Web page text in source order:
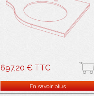
697,20 € TTC
de synthèse SALAMANDRE ® Cuve
en résine de synthèse
SALAMANDRE® blanche avec trop-
En savoir plus